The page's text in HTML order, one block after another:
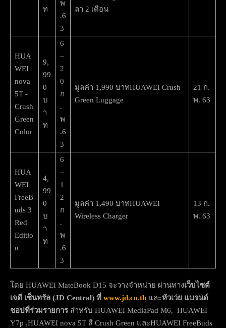
ท
พ
.6
3
ลา 2 เดือน
HUA
WEI
nova
5T -
Crush
Green
Color
9,
99
0
บ
า
ท
6
–
2
0
ก
.
พ
.6
3
มูลค่า 1,990 บาทHUAWEI Crush
Green Luggage
21 ก.
พ. 63
HUA
WEI
FreeB
uds 3
Red
Editio
n
4,
99
0
บ
า
ท
6
–
1
2
ก
.
พ
.6
3
มูลค่า 1,490 บาทHUAWEI
Wireless Charger
13 ก.
พ. 63
โดย HUAWEI MateBook D15 จะวางจำหน่าย ผ่านทางเว็บไซต์
เจดี เซ็นทรัล (JD Central) ที่ www.jd.co.th และหัวเว่ย แบรนด์
ชอปที่ร่วมรายการสำหรับ HUAWEI MediaPad M6, HUAWEI
Y7p ,HUAWEI nova 5T สี Crush Green และHUAWEI FreeBuds